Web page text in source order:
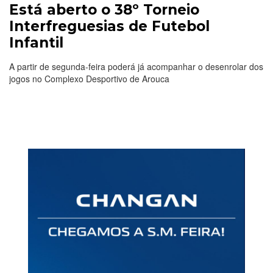
Está aberto o 38º Torneio
Interfreguesias de Futebol
Infantil
A partir de segunda-feira poderá já acompanhar o desenrolar dos
jogos no Complexo Desportivo de Arouca